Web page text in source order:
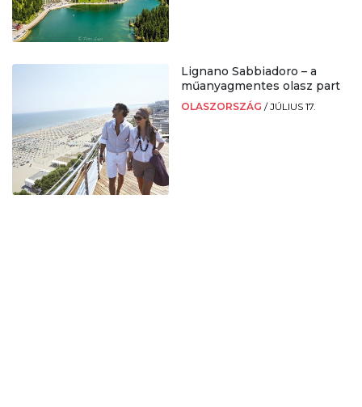
Lignano Sabbiadoro – a
műanyagmentes olasz part
OLASZORSZÁG /JÚLIUS 17.